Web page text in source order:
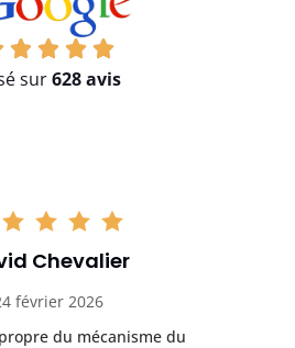
sur628 avis
Chevalier
février 2026
du mécanisme du